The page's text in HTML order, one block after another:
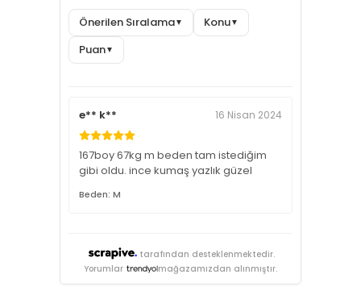
Önerilen Sıralama▼ Konu▼
Puan▼
e** k** 16 Nisan 2024
167boy 67kg m beden tam istediğim
gibi oldu. ince kumaş yazlık güzel
Beden: M
tarafından desteklenmektedir.
Yorumlar
mağazamızdan alınmıştır.